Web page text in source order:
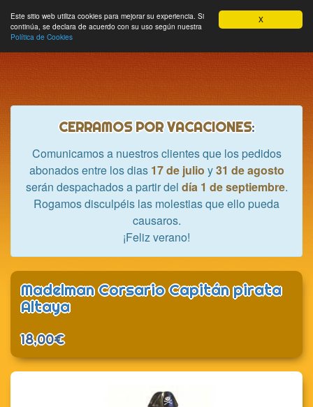
X
Este sitio web utiliza cookies para mejorar su experiencia. Si
continúa, se declara de acuerdo con su uso según nuestra
Política de Cookies
Hobbycrash Mi cuenta
CERRAMOS POR VACACIONES:
Comunicamos a nuestros clientes que los pedidos
abonados entre los dias 17 de julio y31 de agosto
serán despachados a partir del día 1 de septiembre.
Rogamos disculpéis las molestias que ello pueda
causaros.
¡Feliz verano!
Madelman Corsario Capitán pirata
Altaya
18,00€